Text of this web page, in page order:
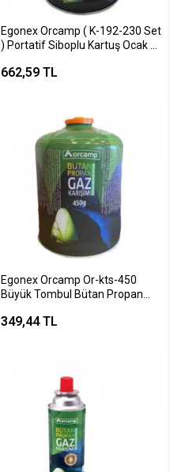
Egonex Orcamp ( K-192-230 Set
) Portatif Siboplu Kartuş Ocak &
662,59 TL
Egonex Orcamp Or-kts-450
Büyük Tombul Bütan Propan
450gr*12
349,44 TL